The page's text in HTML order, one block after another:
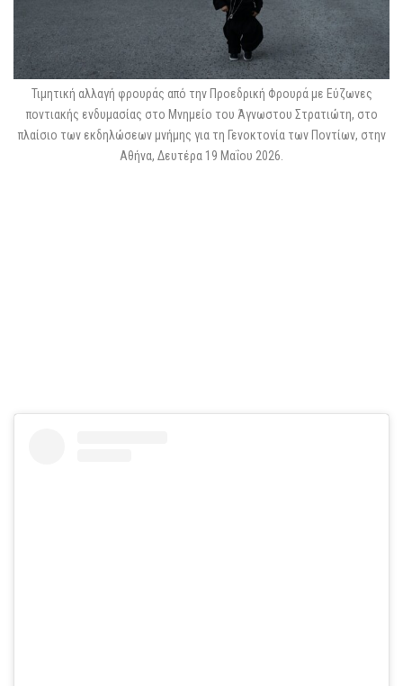
Τιμητική αλλαγή φρουράς από την Προεδρική Φρουρά με Εύζωνες
ποντιακής ενδυμασίας στο Μνημείο του Άγνωστου Στρατιώτη, στο
πλαίσιο των εκδηλώσεων μνήμης για τη Γενοκτονία των Ποντίων, στην
Αθήνα, Δευτέρα 19 Μαΐου 2026.